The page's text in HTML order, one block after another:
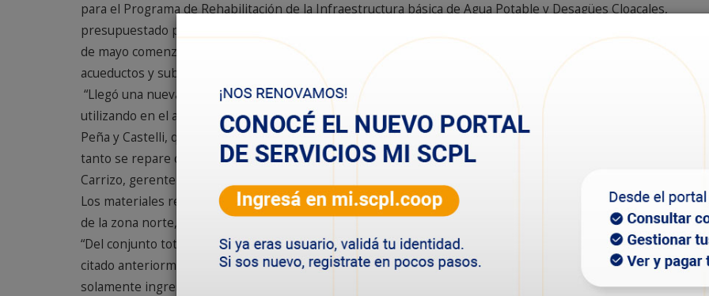
para el Programa de Rehabilitación de la Infraestructura básica de Agua Potable y Desagües Cloacales,
presupuestado por la SCPL en la suma de $52.034.276. Tal como se estipuló en el convenio, en el mes
de mayo comenzaron a llegar los materiales enviados por el ENOHSA para comenzar a reparar los
acueductos y sub-acueductos para la normal distribución de agua a la ciudad.
“Llegó una nueva partida de cañería de acero de 18 pulgadas de diámetro (DN 450 mm), la cual se está
utilizando en el acondicionamiento del sub- acueducto Manantiales Behr, entre los barrios Rodríguez
Peña y Castelli, que permitirá mejorar el sistema de distribución de agua potable a la zona norte, hasta
tanto se repare definitivamente el tramo Arenal-Ciudadela, antes de la época estival”, explicó Adolfo
Carrizo, gerente del Servicio de Saneamiento de la SCPL.
Los materiales recibidos recientemente permiten mejorar el abastecimiento de agua a varios barrios
de la zona norte, beneficiando en forma directa a unos 60.000 habitantes.
“Del conjunto total de cañería comprometida y adquirida por el ENOHSA, en el marco del convenio
citado anteriormente, ya arribó a la ciudad de Comodoro Rivadavia aproximadamente el 90 %, restando
solamente ingresar parte de la cañería de acero destinada a sub -acueductos y acueductos mayores “,